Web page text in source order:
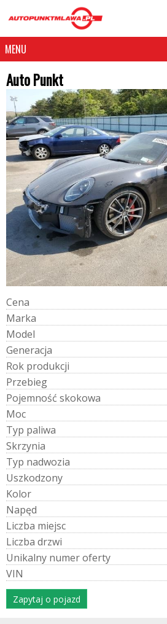
MENU
Auto Punkt
Cena
Marka
Model
Generacja
Rok produkcji
Przebieg
Pojemność skokowa
Moc
Typ paliwa
Skrzynia
Typ nadwozia
Uszkodzony
Kolor
Napęd
Liczba miejsc
Liczba drzwi
Unikalny numeroferty
VIN
Zapytaj o pojazd